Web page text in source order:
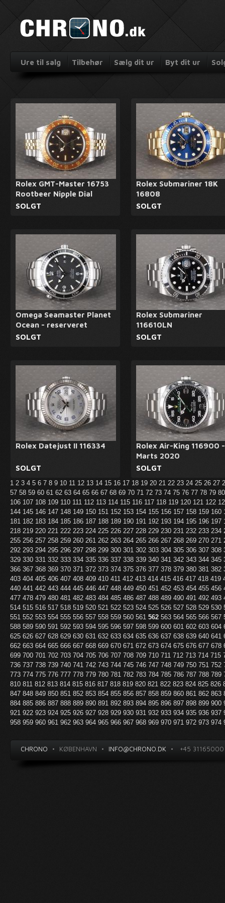
Ure til salg Tilbehør Sælg dit ur Byt dit ur
Rolex GMT-Master 16753
Rootbeer Nipple Dial
SOLGT
Rolex Submariner 18K
16808
SOLGT
Omega Seamaster Planet
Ocean - reserveret
SOLGT
Rolex Submariner
116610LN
SOLGT
Rolex Datejust II 116334
SOLGT
Rolex Air-King 116900 -
Marts 2020
SOLGT
1 2 3 4 5 6 7 8 9 10 11 12 13 14 15 16 17 18 19 20 21 22 23 24 25 26 27
57 58 59 60 61 62 63 64 65 66 67 68 69 70 71 72 73 74 75 76 77 78 79
106 107 108 109 110 111 112 113 114 115 116 117 118 119 120 121 122
144 145 146 147 148 149 150 151 152 153 154 155 156 157 158 159 160
181 182 183 184 185 186 187 188 189 190 191 192 193 194 195 196 197
218 219 220 221 222 223 224 225 226 227 228 229 230 231 232 233 234
255 256 257 258 259 260 261 262 263 264 265 266 267 268 269 270 271
292 293 294 295 296 297 298 299 300 301 302 303 304 305 306 307 308
329 330 331 332 333 334 335 336 337 338 339 340 341 342 343 344 345
366 367 368 369 370 371 372 373 374 375 376 377 378 379 380 381 382
403 404 405 406 407 408 409 410 411 412 413 414 415 416 417 418 419
440 441 442 443 444 445 446 447 448 449 450 451 452 453 454 455 456
477 478 479 480 481 482 483 484 485 486 487 488 489 490 491 492 493
514 515 516 517 518 519 520 521 522 523 524 525 526 527 528 529 530
551 552 553 554 555 556 557 558 559 560 561 562 563 564 565 566 567
588 589 590 591 592 593 594 595 596 597 598 599 600 601 602 603 604
625 626 627 628 629 630 631 632 633 634 635 636 637 638 639 640 641
662 663 664 665 666 667 668 669 670 671 672 673 674 675 676 677 678
699 700 701 702 703 704 705 706 707 708 709 710 711 712 713 714 715
736 737 738 739 740 741 742 743 744 745 746 747 748 749 750 751 752
773 774 775 776 777 778 779 780 781 782 783 784 785 786 787 788 789
810 811 812 813 814 815 816 817 818 819 820 821 822 823 824 825 826
847 848 849 850 851 852 853 854 855 856 857 858 859 860 861 862 863
884 885 886 887 888 889 890 891 892 893 894 895 896 897 898 899 900
921 922 923 924 925 926 927 928 929 930 931 932 933 934 935 936 937
958 959 960 961 962 963 964 965 966 967 968 969 970 971 972 973 974
CHRONO • KØBENHAVN • INFO@CHRONO.DK • +45 31165000